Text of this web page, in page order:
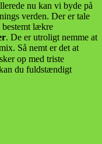
nu kan vi byde på
verden. Der er tale
lækre
. De er utroligt nemme at
Så nemt er det at
op med triste
du fuldstændigt